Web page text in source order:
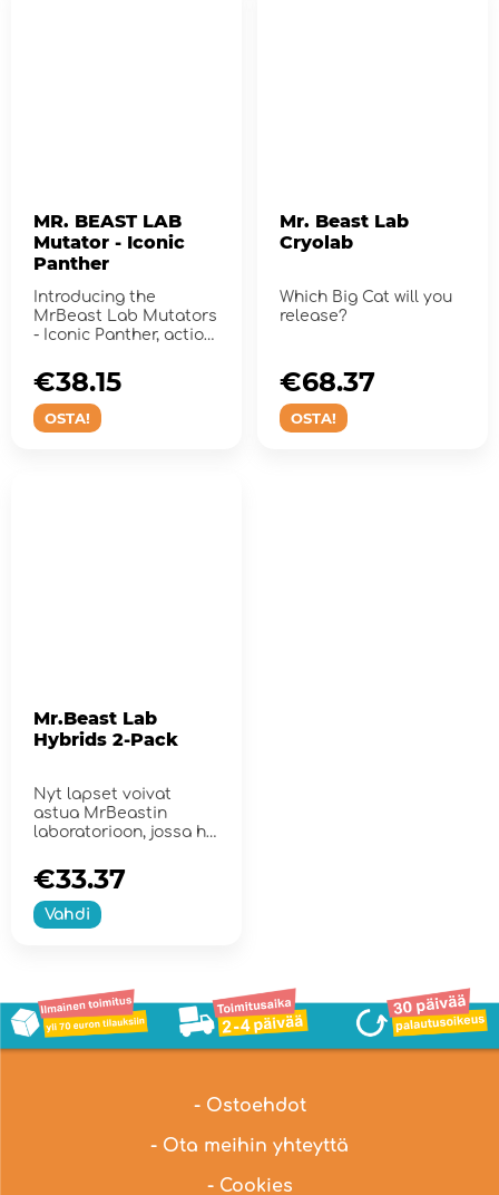
MR. BEAST LAB
Mutator - Iconic
Panther
Introducing the
MrBeast Lab Mutators
- Iconic Panther, action
OSTA!
€38.15
Mr. Beast Lab
Cryolab
Which Big Cat will you
release?
OSTA!
€68.37
Mr.Beast Lab
Hybrids 2-Pack
Nyt lapset voivat
astua MrBeastin
laboratorioon, jossa he
pedon!
Vahdi
€33.37
- Ostoehdot
- Ota meihin yhteyttä
- Cookies